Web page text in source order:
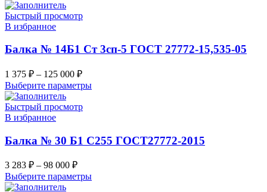
Быстрый просмотр
В избранное
Балка № 14Б1 Ст 3сп-5 ГОСТ 27772-15,535-05
1 375 ₽ – 125 000 ₽
Выберите параметры
Быстрый просмотр
В избранное
Балка № 30 Б1 С255 ГОСТ27772-2015
3 283 ₽ – 98 000 ₽
Выберите параметры